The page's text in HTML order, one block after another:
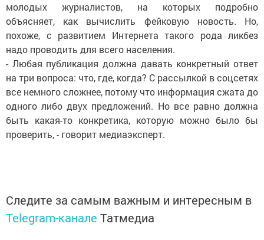
молодых журналистов, на которых подробно
объясняет, как вычислить фейковую новость. Но,
похоже, с развитием Интернета такого рода ликбез
надо проводить для всего населения.
- Любая публикация должна давать конкретный ответ
на три вопроса: что, где, когда? С рассылкой в соцсетях
все немного сложнее, потому что информация сжата до
одного либо двух предложений. Но все равно должна
быть какая-то конкретика, которую можно было бы
проверить, - говорит медиаэксперт.
Следите за самым важным и интересным в
Telegram-канале Татмедиа